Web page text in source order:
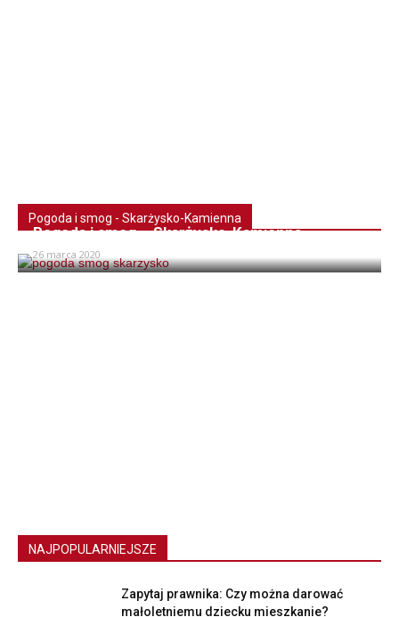
Pogoda i smog - Skarżysko-Kamienna
Pogoda i smog – Skarżysko-Kamienna
26 marca 2020
NAJPOPULARNIEJSZE
Zapytaj prawnika: Czy można darować
małoletniemu dziecku mieszkanie?